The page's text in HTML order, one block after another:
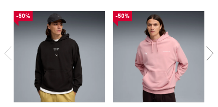
-50% -50%